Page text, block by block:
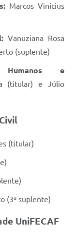
Marcos Vinícius
Vanuziana Rosa
(suplente)
e
(titular) e Júlio
(titular)
(3ª suplente)
UniFECAF